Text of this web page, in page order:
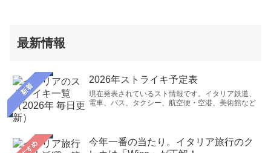
最新情報
新着
2026年ストライキ予定表
現在発表されているスト情報です。イタリア鉄道、
電車、バス、タクシー、航空便・空港、美術館など
今年一番の当たり。イタリア旅行のク